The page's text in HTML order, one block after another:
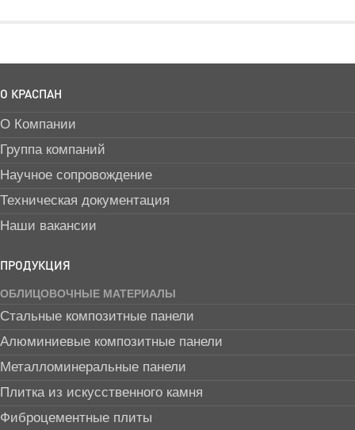
О КРАСПАН
О Компании
Группа компаний
Научное сопровождение
Техническая документация
Наши вакансии
ПРОДУКЦИЯ
ОБЛИЦОВОЧНЫЕ МАТЕРИАЛЫ
Стальные композитные панели
Алюминиевые композитные панели
Металломинеральные панели
Плитка из искусственного камня
Фиброцементные плиты